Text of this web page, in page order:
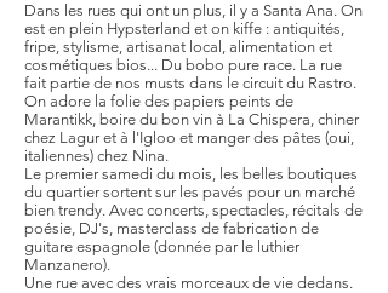
Dans les rues qui ont un plus, il y a Santa Ana. On
est en plein Hypsterland et on kiffe : antiquités,
fripe, stylisme, artisanat local, alimentation et
cosmétiques bios... Du bobo pure race. La rue
fait partie de nos musts dans le circuit du Rastro.
On adore la folie des papiers peints de
Marantikk, boire du bon vin à La Chispera, chiner
chez Lagur et à l'Igloo et manger des pâtes (oui,
italiennes) chez Nina.
Le premier samedi du mois, les belles boutiques
du quartier sortent sur les pavés pour un marché
bien trendy. Avec concerts, spectacles, récitals de
poésie, DJ's, masterclass de fabrication de
guitare espagnole (donnée par le luthier
Manzanero).
Une rue avec des vrais morceaux de vie dedans.